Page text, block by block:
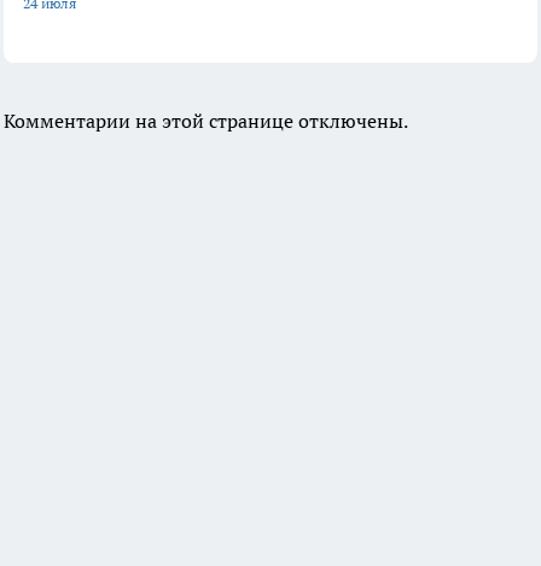
Комментарии на этой странице отключены.